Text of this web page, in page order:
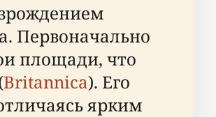
Первоначально
площади, что
Britannica). Его
ярким